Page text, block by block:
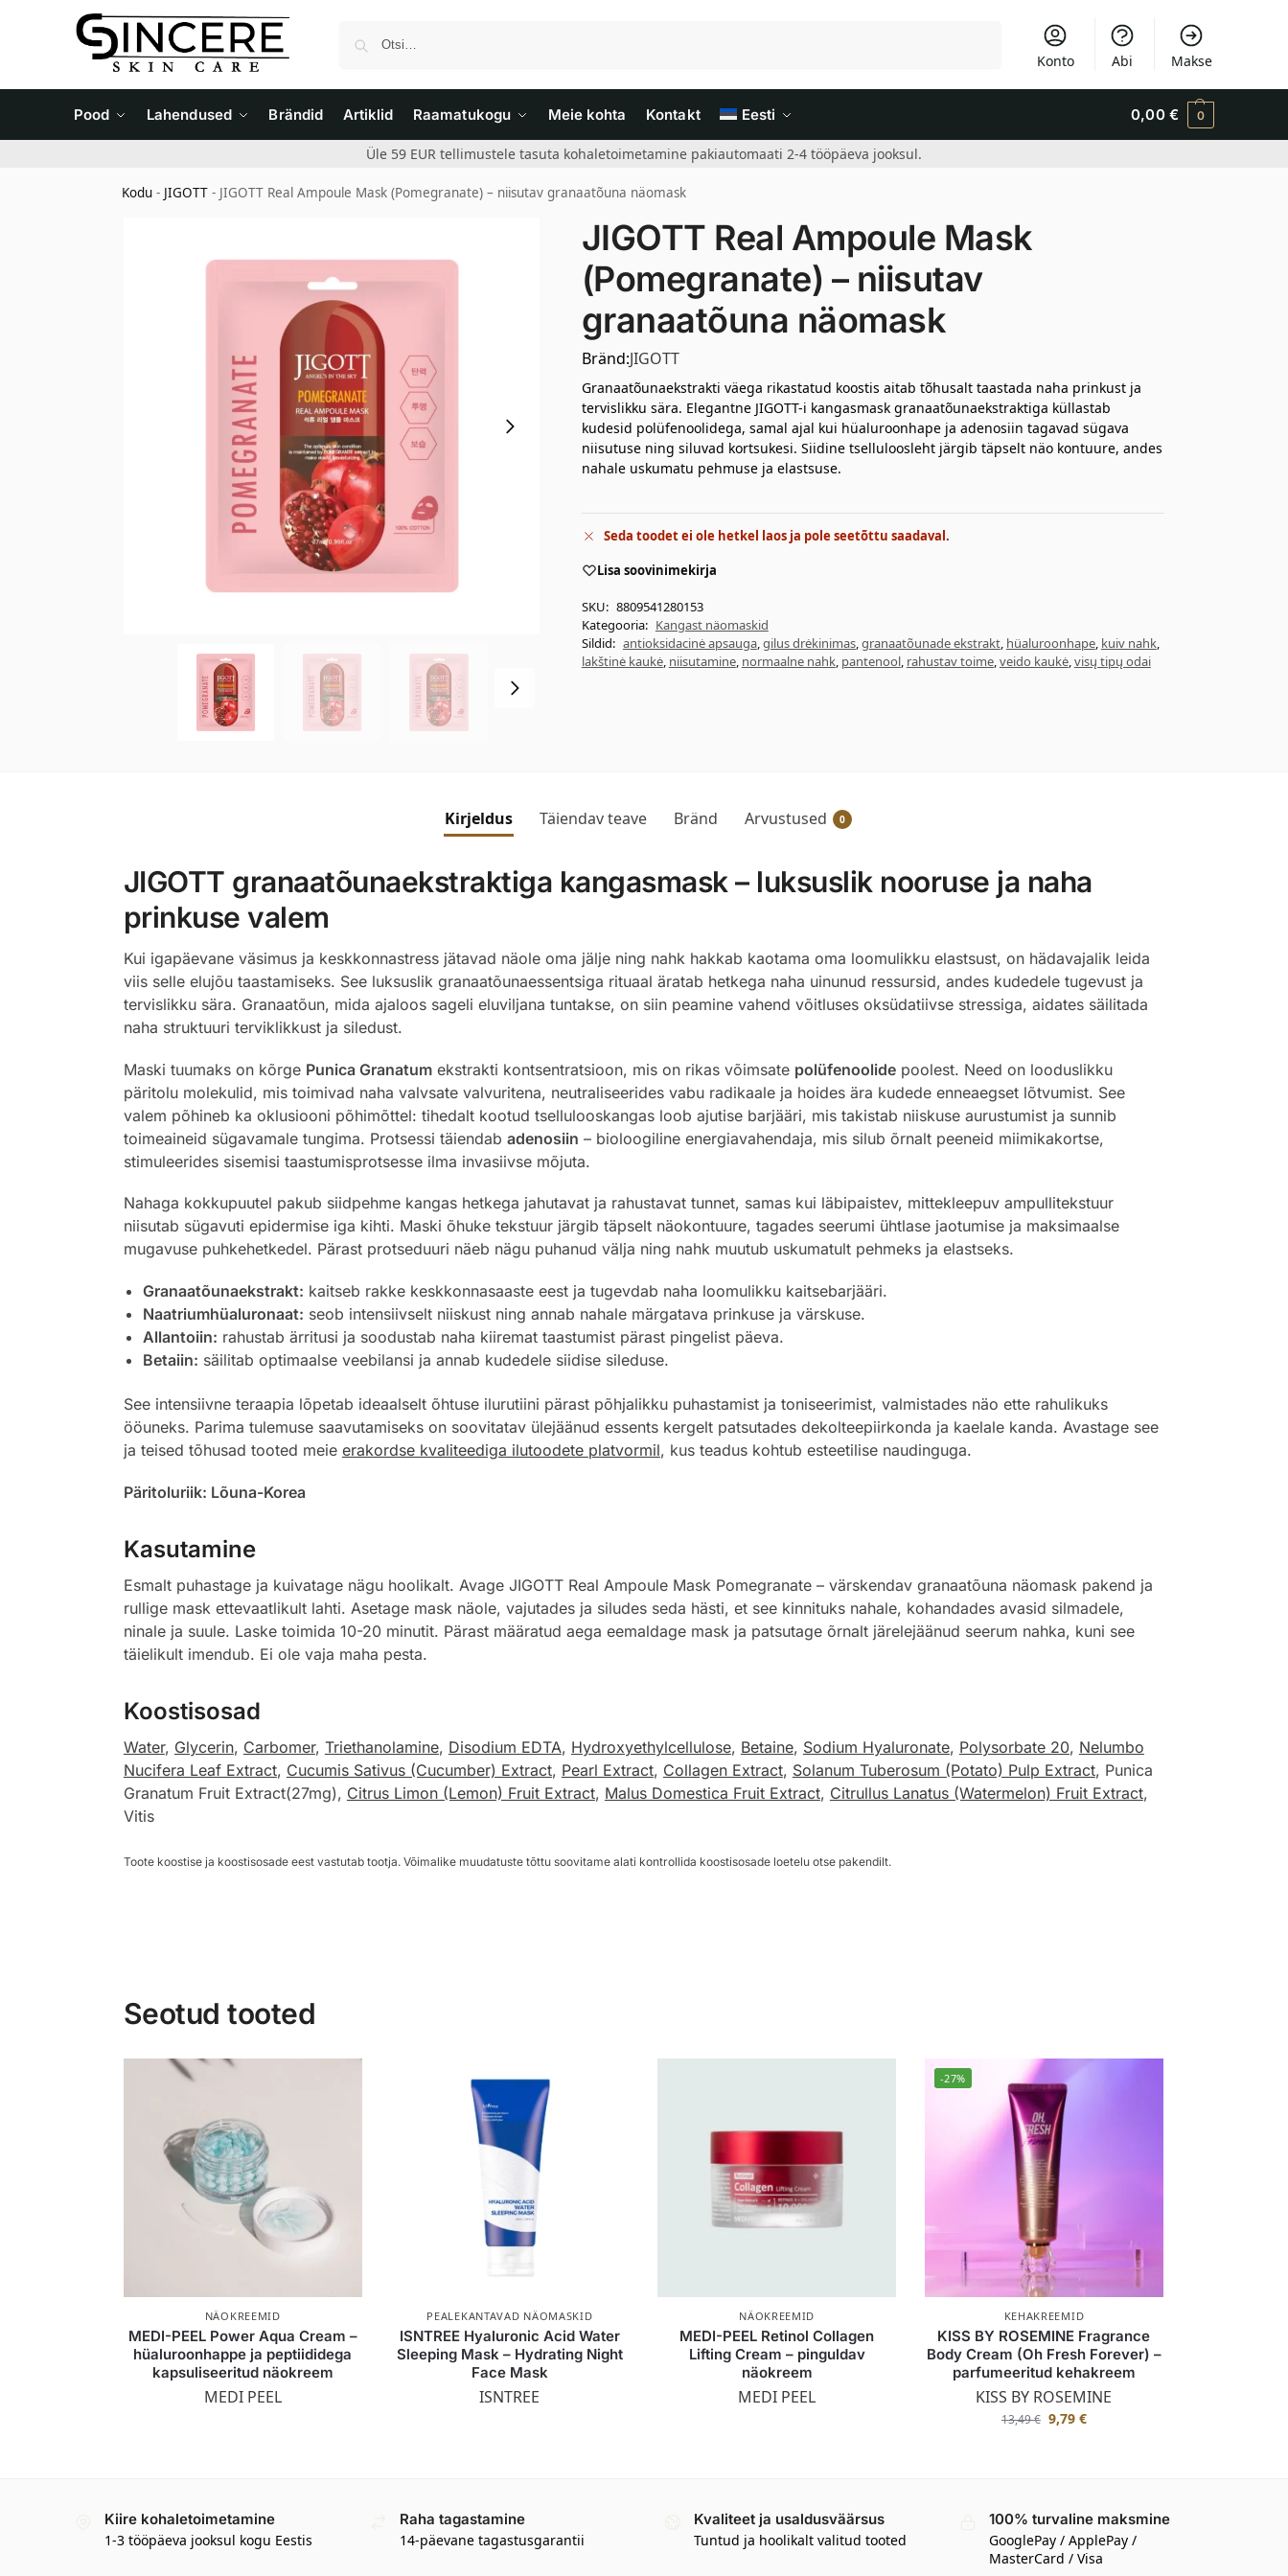
Konto Abi Makse
Pood Lahendused Brändid Artiklid Raamatukogu Meie kohta Kontakt Eesti 0,00 € 0
Üle 59 EUR tellimustele tasuta kohaletoimetamine pakiautomaati 2-4 tööpäeva jooksul.
Kodu - JIGOTT - JIGOTT Real Ampoule Mask (Pomegranate) – niisutav granaatõuna näomask
JIGOTT Real Ampoule Mask
(Pomegranate) – niisutav
granaatõuna näomask
Bränd:JIGOTT
Granaatõunaekstrakti väega rikastatud koostis aitab tõhusalt taastada naha prinkust ja
tervislikku sära. Elegantne JIGOTT-i kangasmask granaatõunaekstraktiga küllastab
kudesid polüfenoolidega, samal ajal kui hüaluroonhape ja adenosiin tagavad sügava
niisutuse ning siluvad kortsukesi. Siidine tselluloosleht järgib täpselt näo kontuure, andes
nahale uskumatu pehmuse ja elastsuse.
Seda toodet ei ole hetkel laos ja pole seetõttu saadaval.
Lisa soovinimekirja
SKU: 8809541280153
Kategooria: Kangast näomaskid
Sildid: antioksidacinė apsauga,gilus drėkinimas,granaatõunade ekstrakt, hüaluroonhape, kuiv nahk,
lakštinė kaukė, niisutamine, normaalne nahk, pantenool, rahustav toime,veido kaukė,visų tipų odai
Kirjeldus Täiendav teave Bränd Arvustused 0
JIGOTT granaatõunaekstraktiga kangasmask – luksuslik nooruse ja naha
prinkuse valem
Kui igapäevane väsimus ja keskkonnastress jätavad näole oma jälje ning nahk hakkab kaotama oma loomulikku elastsust, on hädavajalik leida
viis selle elujõu taastamiseks. See luksuslik granaatõunaessentsiga rituaal äratab hetkega naha uinunud ressursid, andes kudedele tugevust ja
tervislikku sära. Granaatõun, mida ajaloos sageli eluviljana tuntakse, on siin peamine vahend võitluses oksüdatiivse stressiga, aidates säilitada
naha struktuuri terviklikkust ja siledust.
Maski tuumaks on kõrge Punica Granatumekstrakti kontsentratsioon, mis on rikas võimsate polüfenoolidepoolest. Need on looduslikku
päritolu molekulid, mis toimivad naha valvsate valvuritena, neutraliseerides vabu radikaale ja hoides ära kudede enneaegset lõtvumist. See
valem põhineb ka oklusiooni põhimõttel: tihedalt kootud tsellulooskangas loob ajutise barjääri, mis takistab niiskuse aurustumist ja sunnib
toimeaineid sügavamale tungima. Protsessi täiendab adenosiin – bioloogiline energiavahendaja, mis silub õrnalt peeneid miimikakortse,
stimuleerides sisemisi taastumisprotsesse ilma invasiivse mõjuta.
Nahaga kokkupuutel pakub siidpehme kangas hetkega jahutavat ja rahustavat tunnet, samas kui läbipaistev, mittekleepuv ampullitekstuur
niisutab sügavuti epidermise iga kihti. Maski õhuke tekstuur järgib täpselt näokontuure, tagades seerumi ühtlase jaotumise ja maksimaalse
mugavuse puhkehetkedel. Pärast protseduuri näeb nägu puhanud välja ning nahk muutub uskumatult pehmeks ja elastseks.
Granaatõunaekstrakt: kaitseb rakke keskkonnasaaste eest ja tugevdab naha loomulikku kaitsebarjääri.
Naatriumhüaluronaat: seob intensiivselt niiskust ning annab nahale märgatava prinkuse ja värskuse.
Allantoiin: rahustab ärritusi ja soodustab naha kiiremat taastumist pärast pingelist päeva.
Betaiin: säilitab optimaalse veebilansi ja annab kudedele siidise sileduse.
See intensiivne teraapia lõpetab ideaalselt õhtuse ilurutiini pärast põhjalikku puhastamist ja toniseerimist, valmistades näo ette rahulikuks
ööuneks. Parima tulemuse saavutamiseks on soovitatav ülejäänud essents kergelt patsutades dekolteepiirkonda ja kaelale kanda. Avastage see
ja teised tõhusad tooted meie erakordse kvaliteediga ilutoodete platvormil, kus teadus kohtub esteetilise naudinguga.
Päritoluriik: Lõuna-Korea
Kasutamine
Esmalt puhastage ja kuivatage nägu hoolikalt. Avage JIGOTT Real Ampoule Mask Pomegranate – värskendav granaatõuna näomask pakend ja
rullige mask ettevaatlikult lahti. Asetage mask näole, vajutades ja siludes seda hästi, et see kinnituks nahale, kohandades avasid silmadele,
ninale ja suule. Laske toimida 10-20 minutit. Pärast määratud aega eemaldage mask ja patsutage õrnalt järelejäänud seerum nahka, kuni see
täielikult imendub. Ei ole vaja maha pesta.
Koostisosad
Water, Glycerin, Carbomer, Triethanolamine, Disodium EDTA, Hydroxyethylcellulose, Betaine, Sodium Hyaluronate, Polysorbate 20, Nelumbo
Nucifera Leaf Extract, Cucumis Sativus (Cucumber) Extract, Pearl Extract, Collagen Extract, Solanum Tuberosum (Potato) Pulp Extract, Punica
Granatum Fruit Extract(27mg), Citrus Limon (Lemon) Fruit Extract, Malus Domestica Fruit Extract, Citrullus Lanatus (Watermelon) Fruit Extract,
Vitis
Toote koostise ja koostisosade eest vastutab tootja. Võimalike muudatuste tõttu soovitame alati kontrollida koostisosade loetelu otse pakendilt.
Seotud tooted
NÄOKREEMID
MEDI-PEEL Power Aqua Cream –
hüaluroonhappe ja peptiididega
kapsuliseeritud näokreem
MEDI PEEL
PEALEKANTAVAD NÄOMASKID
ISNTREE Hyaluronic Acid Water
Sleeping Mask – Hydrating Night
Face Mask
ISNTREE
NÄOKREEMID
MEDI-PEEL Retinol Collagen
Lifting Cream – pinguldav
näokreem
MEDI PEEL
-27%
KEHAKREEMID
KISS BY ROSEMINE Fragrance
Body Cream (Oh Fresh Forever) –
parfumeeritud kehakreem
KISS BY ROSEMINE
13,49€ 9,79 €
Kiire kohaletoimetamine
1-3 tööpäeva jooksul kogu Eestis
Raha tagastamine
14-päevane tagastusgarantii
Kvaliteet ja usaldusväärsus
Tuntud ja hoolikalt valitud tooted
100% turvaline maksmine
GooglePay / ApplePay /
MasterCard / Visa